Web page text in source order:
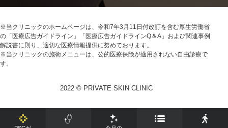
※当クリニックのホームページは、令和7年3月11日付改訂を含む厚生労働省
の「医療広告ガイドライン」「医療広告ガイドラインQ＆A」および関連事例
解説書に則り、適切な医療情報提供に努めております。
※当クリニックの施術メニューは、公的医療保険が適用されない自由診療で
す。
2022 © PRIVATE SKIN CLINIC